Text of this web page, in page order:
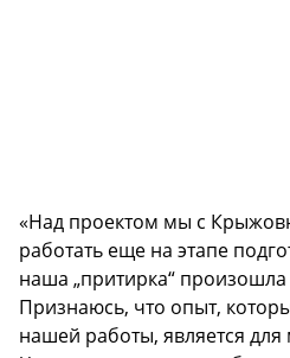
«Над проектом мы с
работать еще на этапе
наша „притирка“
Признаюсь, что опыт,
нашей работы, является